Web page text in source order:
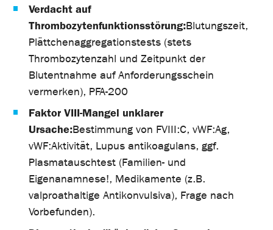
Verdacht auf
Thrombozytenfunktionsstörung:Blutungszeit,
Plättchenaggregationstests (stets
Thrombozytenzahl und Zeitpunkt der
Blutentnahme auf Anforderungsschein
vermerken), PFA-200
Faktor VIII-Mangel unklarer
Ursache:Bestimmung von FVIII:C, vWF:Ag,
vWF:Aktivität, Lupus antikoagulans, ggf.
Plasmatauschtest (Familien- und
Eigenanamnese!, Medikamente (z.B.
valproathaltige Antikonvulsiva), Frage nach
Vorbefunden).